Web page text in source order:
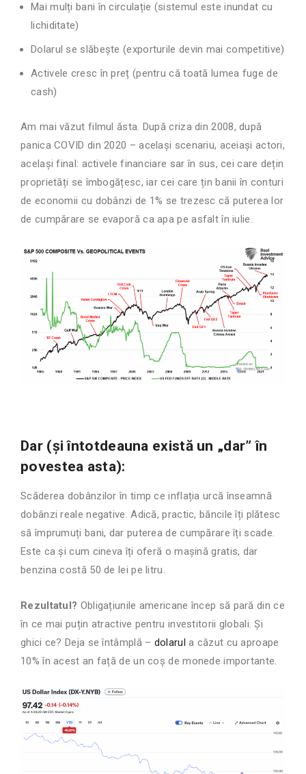
Mai mulți bani în circulație (sistemul este inundat cu
lichiditate)
Dolarul se slăbește (exporturile devin mai competitive)
Activele cresc în preț (pentru că toată lumea fuge de
cash)
Am mai văzut filmul ăsta. După criza din 2008, după
panica COVID din 2020 – același scenariu, aceiași actori,
același final: activele financiare sar în sus, cei care dețin
proprietăți se îmbogățesc, iar cei care țin banii în conturi
de economii cu dobânzi de 1% se trezesc că puterea lor
de cumpărare se evaporă ca apa pe asfalt în iulie.
Dar (și întotdeauna există un „dar” în
povestea asta):
Scăderea dobânzilor în timp ce inflația urcă înseamnă
dobânzi reale negative. Adică, practic, băncile îți plătesc
să împrumuți bani, dar puterea de cumpărare îți scade.
Este ca și cum cineva îți oferă o mașină gratis, dar
benzina costă 50 de lei pe litru.
Rezultatul? Obligațiunile americane încep să pară din ce
în ce mai puțin atractive pentru investitorii globali. Și
ghici ce? Deja se întâmplă – dolarul a căzut cu aproape
10% în acest an față de un coș de monede importante.